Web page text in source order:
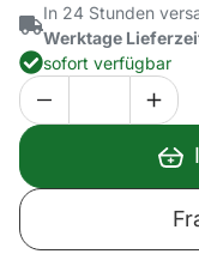
In 24 Stunden
Werktage
sofort verfügbar